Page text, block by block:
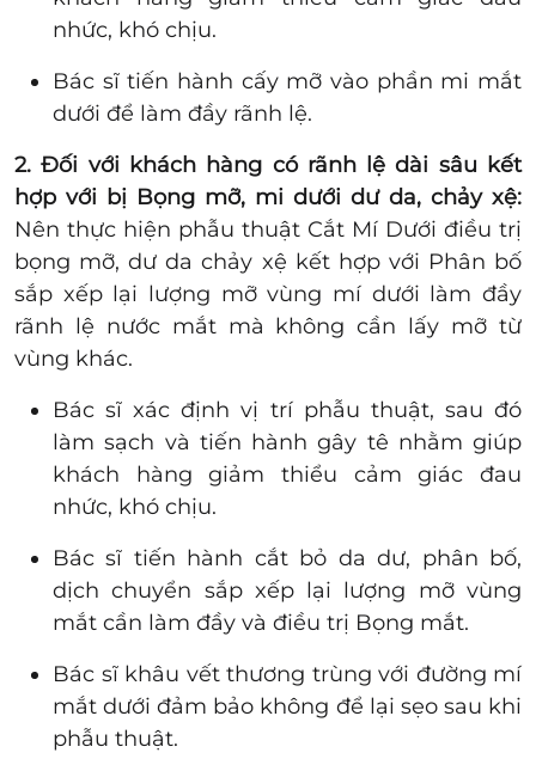
nhức, khó chịu.
Bác sĩ tiến hành cấy mỡ vào phần mi mắt
dưới để làm đầy rãnh lệ.
2. Đối với khách hàng có rãnh lệ dài sâu kết
hợp với bị Bọng mỡ, mi dưới dư da, chảy xệ:
Nên thực hiện phẫu thuật Cắt Mí Dưới điều trị
bọng mỡ, dư da chảy xệ kết hợp với Phân bố
sắp xếp lại lượng mỡ vùng mí dưới làm đầy
rãnh lệ nước mắt mà không cần lấy mỡ từ
vùng khác.
Bác sĩ xác định vị trí phẫu thuật, sau đó
làm sạch và tiến hành gây tê nhằm giúp
khách hàng giảm thiểu cảm giác đau
nhức, khó chịu.
Bác sĩ tiến hành cắt bỏ da dư, phân bố,
dịch chuyển sắp xếp lại lượng mỡ vùng
mắt cần làm đầy và điều trị Bọng mắt.
Bác sĩ khâu vết thương trùng với đường mí
mắt dưới đảm bảo không để lại sẹo sau khi
phẫu thuật.